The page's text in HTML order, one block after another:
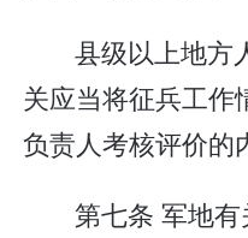
县级以上地方
关应当将征兵工作
负责人考核评价的
第七条 军地